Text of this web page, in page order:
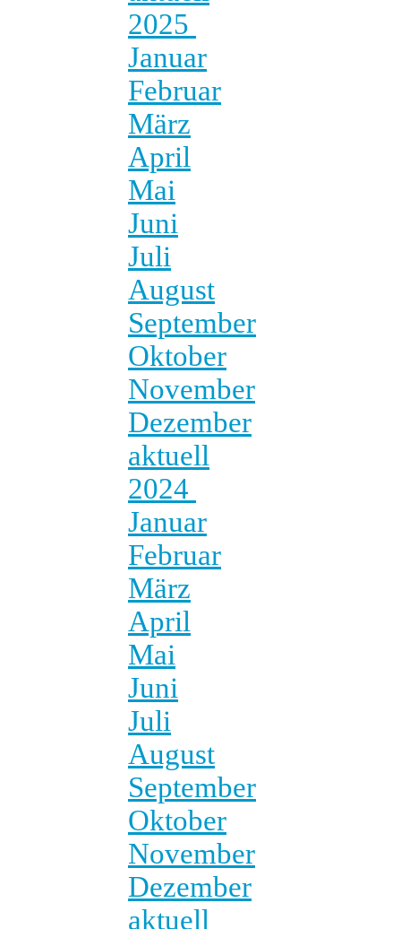
2025
Januar
Februar
März
April
Mai
Juni
Juli
August
September
Oktober
November
Dezember
aktuell
2024
Januar
Februar
März
April
Mai
Juni
Juli
August
September
Oktober
November
Dezember
aktuell